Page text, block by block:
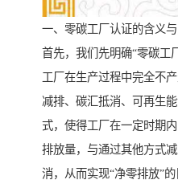
一、零碳工厂认证的含义
首先，我们先明确“零碳工
工厂在生产过程中完全不
减排、碳汇抵消、可再生
式，使得工厂在一定时期
排放量，与通过其他方式
消，从而实现“净零排放”的